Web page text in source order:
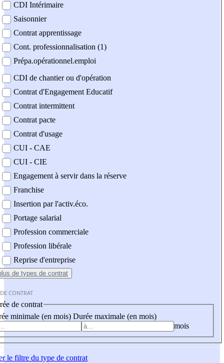
CDI Intérimaire
Saisonnier
Contrat apprentissage
Cont. professionnalisation (1)
Prépa.opérationnel.emploi
CDI de chantier ou d'opération
Contrat d'Engagement Educatif
Contrat intermittent
Contrat pacte
Contrat d'usage
CUI - CAE
CUI - CIE
Engagement à servir dans la réserve
Franchise
Insertion par l'activ.éco.
Portage salarial
Profession commerciale
Profession libérale
Reprise d'entreprise
de types de contrat
CONTRAT
de contrat
minimale (en mois) Durée maximale (en mois)
mois
le filtre du type de contrat